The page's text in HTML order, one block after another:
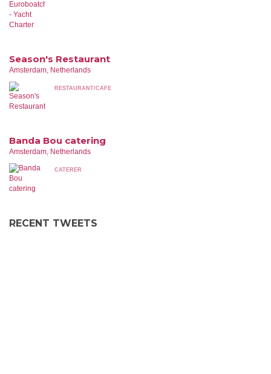
Season's Restaurant
Amsterdam, Netherlands
RESTAURANT/CAFE
Banda Bou catering
Amsterdam, Netherlands
CATERER
RECENT TWEETS